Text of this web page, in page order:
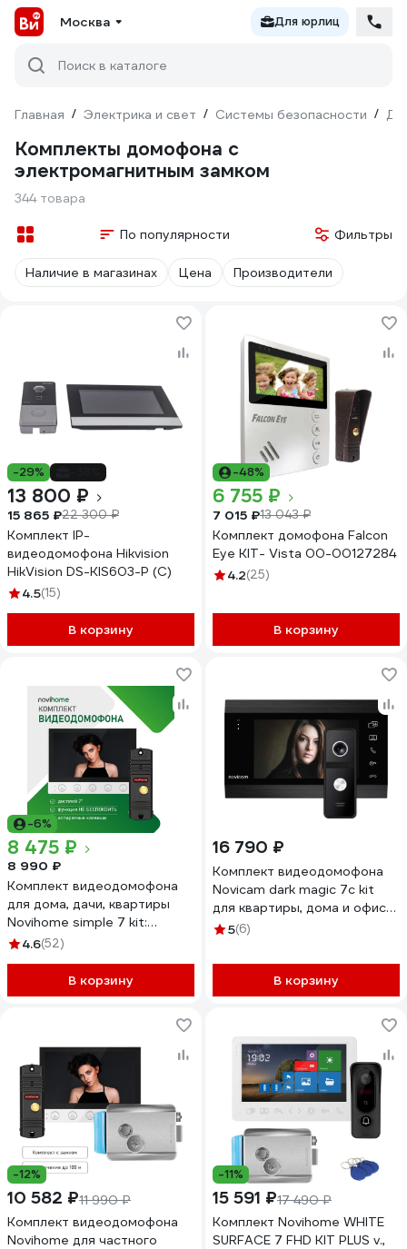
Москва Для юрлиц
Поиск в каталоге
Главная / Электрика и свет / Системы безопасности /
Комплекты домофона с
электромагнитным замком
344 товара
По популярности Фильтры
Наличие в магазинах Цена Производители
-29%
13 800 ₽
15 865 ₽22 300 ₽
Комплект IP-
видеодомофона Hikvision
HikVision DS-KIS603-P (C)
4.5(15)
В корзину
-48%
6 755 ₽
7 015 ₽13 043 ₽
Комплект домофона Falcon
Eye KIT- Vista 00-00127284
4.2(25)
В корзину
-6%
8 475 ₽
8 990 ₽
Комплект видеодомофона
для дома, дачи, квартиры
Novihome simple 7 kit:
монитор и вызывная панель
4.6(52)
В корзину
16 790 ₽
Комплект видеодомофона
Novicam dark magic 7c kit
для квартиры, дома и офиса
4222
5(6)
В корзину
-12%
10 582 ₽11 990 ₽
Комплект видеодомофона
Novihome для частного
-11%
15 591 ₽17 490 ₽
Комплект Novihome WHITE
SURFACE 7 FHD KIT PLUS v.,